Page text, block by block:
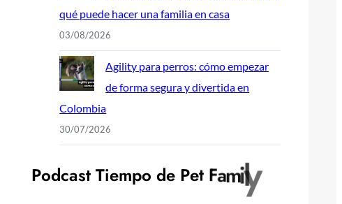
qué puede hacer una familia en casa
03/08/2026
Agility para perros: cómo empezar
de forma segura y divertida en
Colombia
30/07/2026
Podcast Tiempo de Pet Family